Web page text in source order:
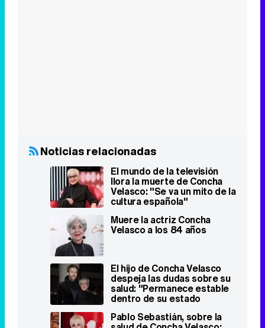
Velasco a los 84 años
El hijo de Concha Velasco
despeja las dudas sobre su
salud: "Permanece estable
dentro de su estado
delicado"
Pablo Sebastián, sobre la
de la cabeza está muy bien"
Vídeos relacionados